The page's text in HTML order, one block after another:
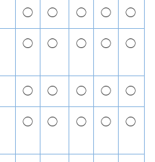
◯ ◯ ◯ ◯ ◯
◯ ◯ ◯ ◯ ◯
◯ ◯ ◯ ◯ ◯
◯ ◯ ◯ ◯ ◯